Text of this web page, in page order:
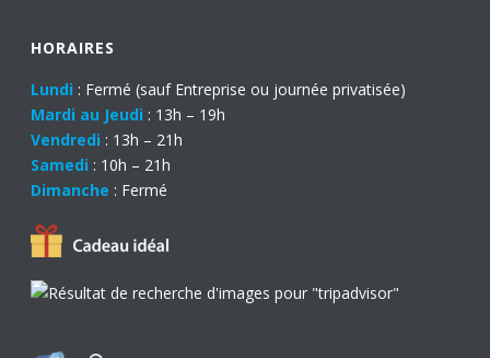
HORAIRES
Lundi : Fermé (sauf Entreprise ou journée privatisée)
Mardi au Jeudi : 13h – 19h
Vendredi : 13h – 21h
Samedi : 10h – 21h
Dimanche : Fermé